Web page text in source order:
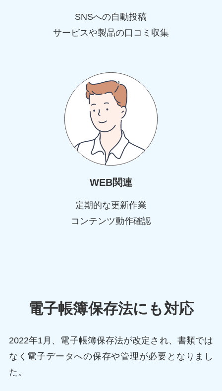
SNSへの自動投稿
サービスや製品の口コミ収集
WEB関連
定期的な更新作業
コンテンツ動作確認
電子帳簿保存法にも対応
2022年1月、電子帳簿保存法が改定され、書類では
なく電子データへの保存や管理が必要となりまし
た。